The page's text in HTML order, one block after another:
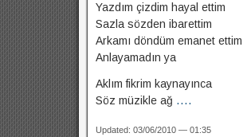
Yazdım çizdim hayal ettim
Sazla sözden ibarettim
Arkamı döndüm emanet ettim
Anlayamadın ya
Aklım fikrim kaynayınca
Söz müzikle ağ ....
Updated: 03/06/2010 — 01:35